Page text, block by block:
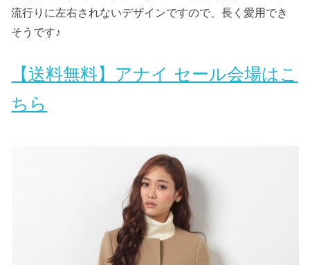
流行りに左右されないデザインですので、長く愛用でき
そうです♪
【送料無料】アナイ セール会場はこ
ちら